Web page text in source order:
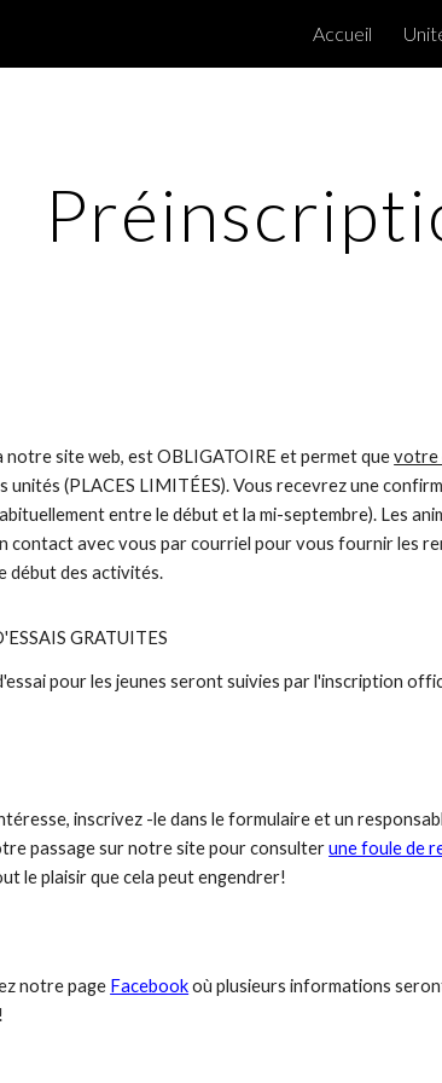
Accueil
notre site web, est OBLIGATOIRE et permet quevotre
unités (PLACES LIMITÉES). Vous recevrez une
entre le début et la mi-septembre). Les
contact avec vous par courriel pour vous fournir les
début des activités.
GRATUITES
pour les jeunes seront suivies par l'inscription
inscrivez -le dans le formulaire et un
passage sur notre site pourconsulterune foule de
le plaisir que cela peut engendrer!
notre page Facebookoù plusieurs informations